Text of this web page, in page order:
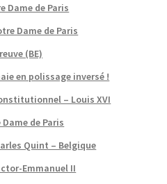
Dame de Paris
Dame de Paris
(BE)
en polissage inversé !
– Louis XVI
de Paris
Quint – Belgique
Emmanuel II